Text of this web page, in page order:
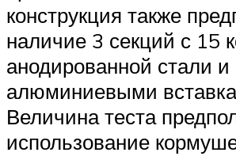
конструкция также
наличие 3 секций с 15
анодированной стали и
алюминиевыми
Величина теста
использование